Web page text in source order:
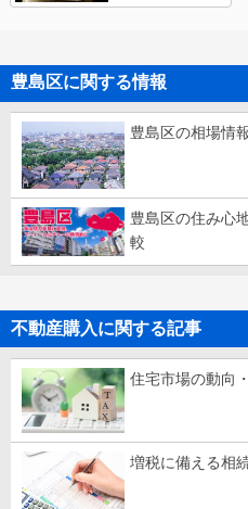
豊島区に関する情報
豊島区の相場情
豊島区の住み心
較
不動産購入に関する記事
住宅市場の動向
増税に備える相